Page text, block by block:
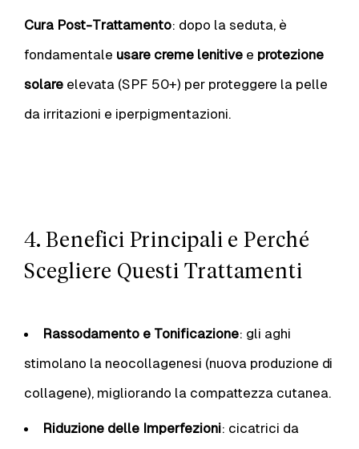
Cura Post-Trattamento: dopo la seduta, è
fondamentale usare creme lenitive e protezione
solare elevata (SPF 50+) per proteggere la pelle
da irritazioni e iperpigmentazioni.
4. Benefici Principali e Perché
Scegliere Questi Trattamenti
Rassodamento e Tonificazione: gli aghi
stimolano la neocollagenesi (nuova produzione di
collagene), migliorando la compattezza cutanea.
Riduzione delle Imperfezioni: cicatrici da